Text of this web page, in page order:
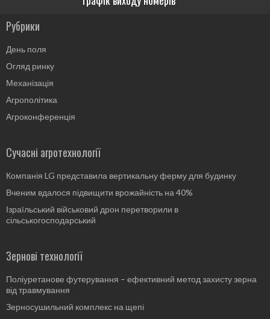
Рубрики
День поля
Огляд ринку
Механізація
Агрополітика
Агроконференція
Сучасні агротехнології
Компанія LG представила вертикальну ферму для будинку
Вченим вдалося підвищити врожайність на 40%
Ізраїльський військовий дрон перетворили в
сільськогосподарський
Зернові технології
Поліуретанове футерування – ефективний метод захисту зерна
від травмування
Зерносушильний комплекс на щепі